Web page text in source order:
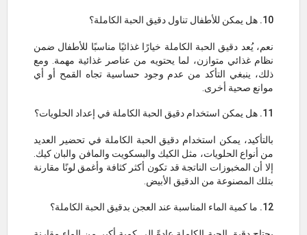
10. هل يمكن للأطفال تناول دقيق الحبة الكاملة؟
نعم، يُعد دقيق الحبة الكاملة خيارًا غذائيًا مناسبًا للأطفال ضمن
نظام غذائي متوازن، لما يحتويه من عناصر غذائية مهمة. ومع
ذلك، ينبغي التأكد من عدم وجود حساسية تجاه القمح أو أي
موانع صحية أخرى.
11. هل يمكن استخدام دقيق الحبة الكاملة في إعداد الحلويات؟
بالتأكيد، يمكن استخدام دقيق الحبة الكاملة في تحضير العديد
من أنواع الحلويات، مثل الكيك والبسكويت والمافن والبان كيك.
إلا أن المخبوزات الناتجة قد تكون أكثر كثافة وأغمق لونًا مقارنة
بتلك المصنوعة من الدقيق الأبيض.
12. ما كمية الماء المناسبة عند العجن بدقيق الحبة الكاملة؟